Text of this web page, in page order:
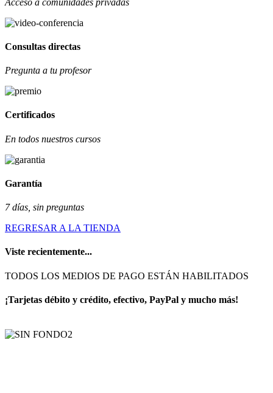
Consultas directas
Pregunta a tu profesor
Certificados
En todos nuestros cursos
Garantía
7 días, sin preguntas
REGRESAR A LA TIENDA
Viste recientemente...
TODOS LOS MEDIOS DE PAGO ESTÁN HABILITADOS
¡Tarjetas débito y crédito, efectivo, PayPal y mucho más!